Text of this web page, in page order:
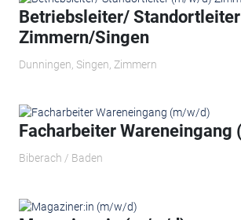
Betriebsleiter/
Zimmern/Singen
Dunningen, Singen, Zimmern
Facharbeiter Wareneingang
Biberach / Baden